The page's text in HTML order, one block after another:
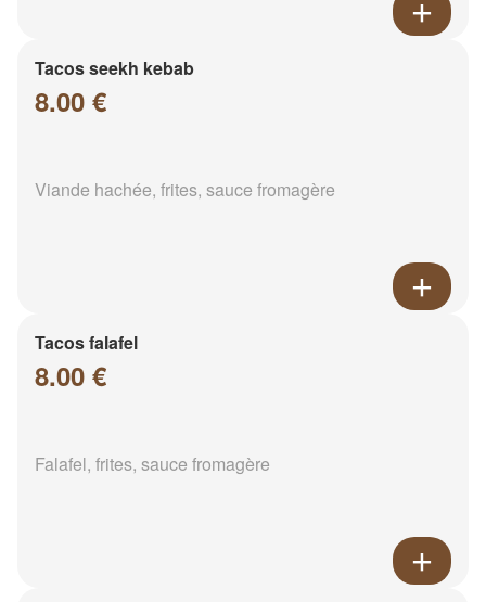
Tacos seekh kebab
8.00 €
Viande hachée, frites, sauce fromagère
Tacos falafel
8.00 €
Falafel, frites, sauce fromagère